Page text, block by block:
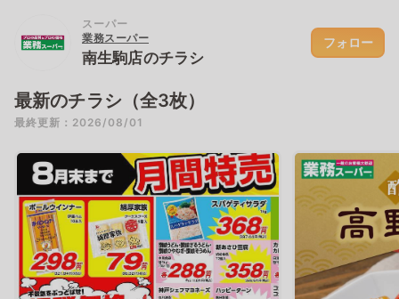
スーパー
業務スーパー
南生駒店のチラシ
フォロー
最新のチラシ（全3枚）
最終更新：2026/08/01